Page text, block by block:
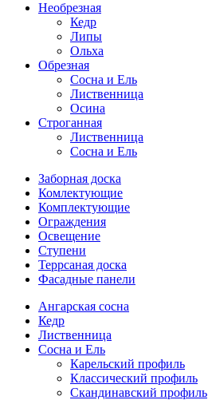
Необрезная
Кедр
Липы
Ольха
Обрезная
Cосна и Ель
Лиственница
Осина
Строганная
Лиственница
Сосна и Ель
Заборная доска
Комлектующие
Комплектующие
Ограждения
Освещение
Ступени
Террсаная доска
Фасадные панели
Ангарская сосна
Кедр
Лиственница
Сосна и Ель
Карельский профиль
Классический профиль
Скандинавский профиль